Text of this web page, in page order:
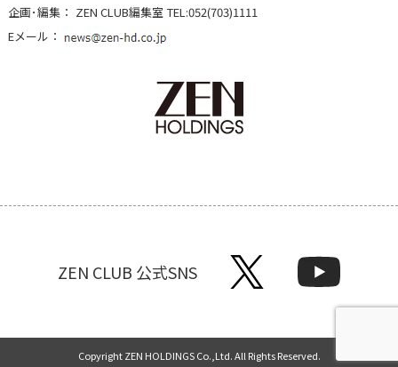
企画･編集： ZEN CLUB編集室 TEL:052(703)1111
Eメール：
ZEN CLUB 公式SNS
Copyright ZEN HOLDINGS Co.,Ltd. All Rights Reserved.